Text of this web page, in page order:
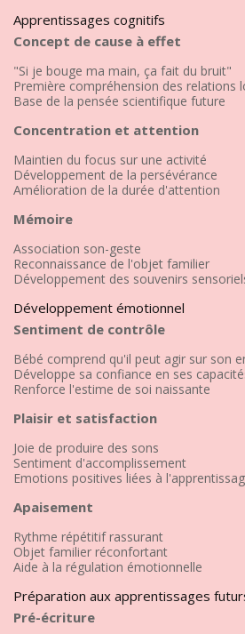
Apprentissages cognitifs
Concept de cause à effet
"Si je bouge ma main, ça fait du bruit"
Première compréhension des relations
Base de la pensée scientifique future
Concentration et attention
Maintien du focus sur une activité
Développement de la persévérance
Amélioration de la durée d'attention
Mémoire
Association son-geste
Reconnaissance de l'objet familier
Développement des souvenirs
Développement émotionnel
Sentiment de contrôle
Bébé comprend qu'il peut agir sur son
Développe sa confiance en ses
Renforce l'estime de soi naissante
Plaisir et satisfaction
Joie de produire des sons
Sentiment d'accomplissement
Emotions positives liées à
Apaisement
Rythme répétitif rassurant
Objet familier réconfortant
Aide à la régulation émotionnelle
Préparation aux apprentissages
Pré-écriture